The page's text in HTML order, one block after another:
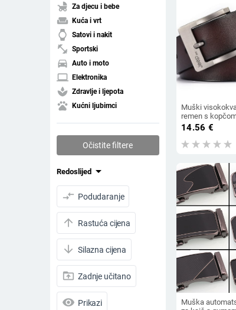
child_friendly Za djecu i bebe
weekend Kuća i vrt
watch Satovi i nakit
fitness_center Sportski
directions_car Auto i moto
laptop Elektronika
spa Zdravlje i ljepota
pets Kućni ljubimci
Očistite filtere
Redoslijed arrow_drop_down
compare_arrows Podudaranje
arrow_upward Rastuća cijena
arrow_downward Silazna cijena
drive_folder_upload Zadnje učitano
visibility Prikazi
Muški
remen s
mladenački
14.56 €
Muška